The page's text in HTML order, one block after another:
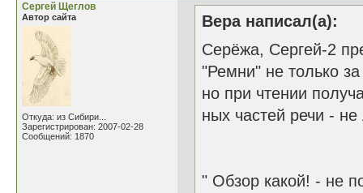
Сергей Щеглов
Автор сайта
Откуда: из Сибири...
Зарегистрирован: 2007-02-28
Сообщений: 1870
Вера написал(а):
Серёжа, Сергей-2
"Ремни" не только
но при чтении
ных частей речи -
" Обзор какой! - не